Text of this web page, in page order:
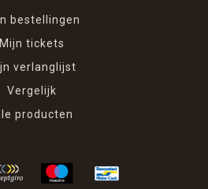
bestellingen
Mijn tickets
verlanglijst
Vergelijk
producten